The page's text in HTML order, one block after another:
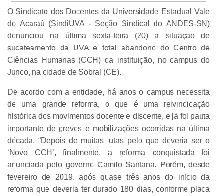
O Sindicato dos Docentes da Universidade Estadual Vale
do Acaraú (SindiUVA - Seção Sindical do ANDES-SN)
denunciou na última sexta-feira (20) a situação de
sucateamento da UVA e total abandono do Centro de
Ciências Humanas (CCH) da instituição, no campus do
Junco, na cidade de Sobral (CE).
De acordo com a entidade, há anos o campus necessita
de uma grande reforma, o que é uma reivindicação
histórica dos movimentos docente e discente, e já foi pauta
importante de greves e mobilizações ocorridas na última
década. “Depois de muitas lutas pelo que deveria ser o
‘Novo CCH’, finalmente, a reforma conquistada foi
anunciada pelo governo Camilo Santana. Porém, desde
fevereiro de 2019, após quase três anos do início da
reforma que deveria ter durado 180 dias, conforme placa